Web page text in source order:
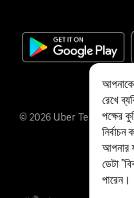
© 2026 Uber
আপনাকে
রেখে
পক্ষের
আপনার
ডেটা
পারেন।